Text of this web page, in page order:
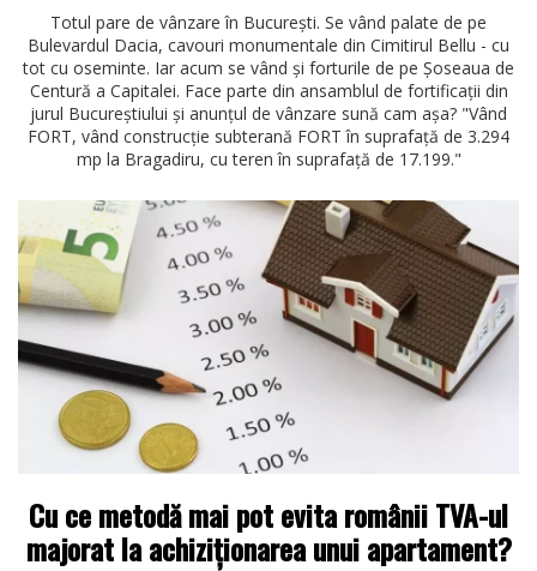
Totul pare de vânzare în București. Se vând palate de pe
Bulevardul Dacia, cavouri monumentale din Cimitirul Bellu - cu
tot cu oseminte. Iar acum se vând și forturile de pe Șoseaua de
Centură a Capitalei. Face parte din ansamblul de fortificații din
jurul Bucureștiului și anunțul de vânzare sună cam așa? "Vând
FORT, vând construcție subterană FORT în suprafață de 3.294
mp la Bragadiru, cu teren în suprafață de 17.199."
Cu ce metodă mai pot evita românii TVA-ul
majorat la achiziționarea unui apartament?